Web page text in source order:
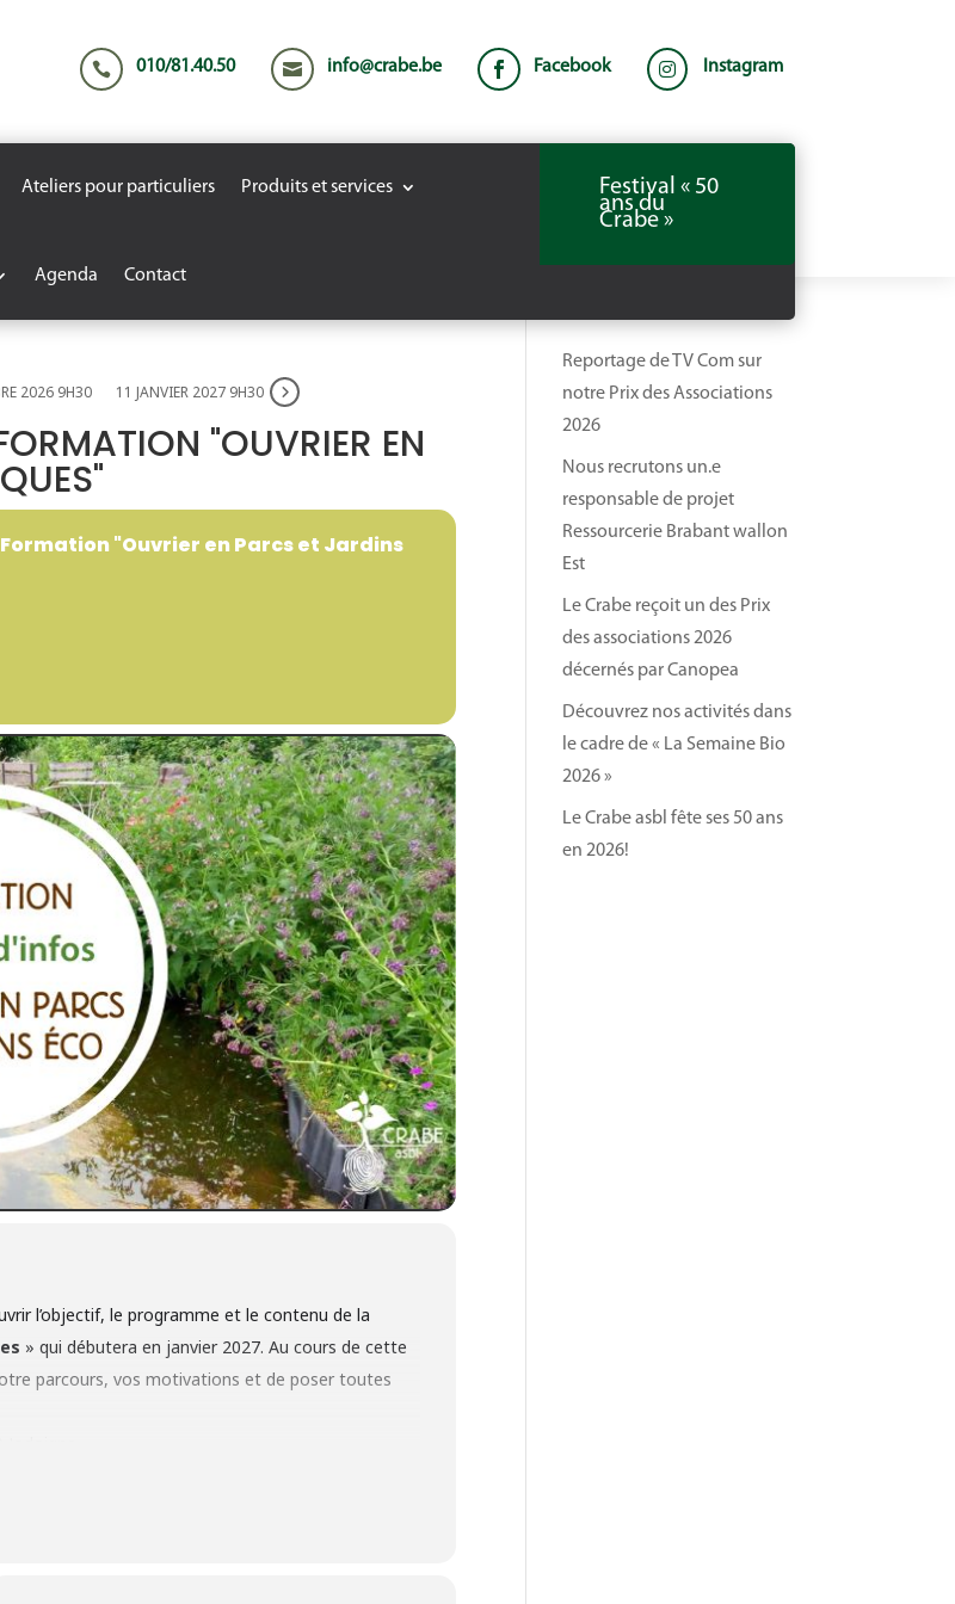
 010/81.40.50  info@crabe.be  Facebook  Instagram
Ateliers pour particuliers Produits et services
Agenda Contact
Festival « 50
ans du
Crabe »
2026 9H30 11 JANVIER 2027 9H30
"OUVRIER EN
"Ouvrier en Parcs et Jardins
l’objectif, le programme et le contenu de la
» qui débutera en janvier 2027. Au cours de cette
parcours, vos motivations et de poser toutes
Reportage de TV Com sur
notre Prix des Associations
2026
Nous recrutons un.e
responsable de projet
Ressourcerie Brabant wallon
Est
Le Crabe reçoit un des Prix
des associations 2026
décernés par Canopea
Découvrez nos activités dans
le cadre de « La Semaine Bio
2026 »
Le Crabe asbl fête ses 50 ans
en 2026!